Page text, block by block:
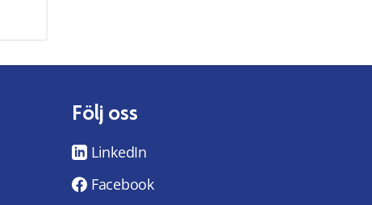
Följ oss
LinkedIn
Facebook